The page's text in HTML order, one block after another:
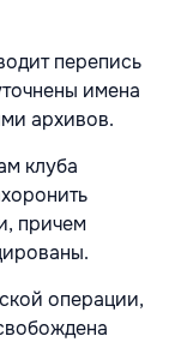
перепись
имена
архивов.
клуба
причем
операции,